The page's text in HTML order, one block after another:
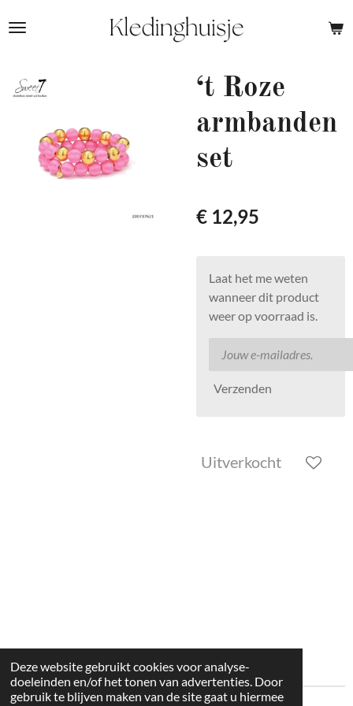
Deze website gebruikt cookies voor analyse-
doeleinden en/of het tonen van advertenties. Door
gebruik te blijven maken van de site gaat u hiermee
direct
hoofdinhoud
‘t Roze
armbanden
set
€ 12,95
Laat het me weten
wanneer dit product
weer op voorraad is.
Verzenden
Uitverkocht